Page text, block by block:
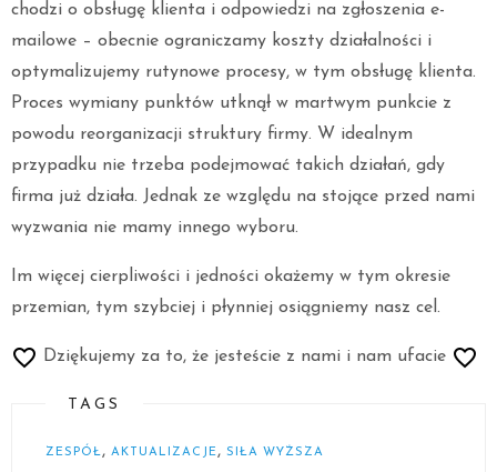
chodzi o obsługę klienta i odpowiedzi na zgłoszenia e-
mailowe – obecnie ograniczamy koszty działalności i
optymalizujemy rutynowe procesy, w tym obsługę klienta.
Proces wymiany punktów utknął w martwym punkcie z
powodu reorganizacji struktury firmy. W idealnym
przypadku nie trzeba podejmować takich działań, gdy
firma już działa. Jednak ze względu na stojące przed nami
wyzwania nie mamy innego wyboru.
Im więcej cierpliwości i jedności okażemy w tym okresie
przemian, tym szybciej i płynniej osiągniemy nasz cel.
Dziękujemy za to, że jesteście z nami i nam ufacie
TAGS
ZESPÓŁ, AKTUALIZACJE, SIŁA WYŻSZA